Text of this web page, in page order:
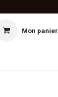
Mon panier